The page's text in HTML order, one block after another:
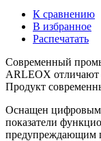
К сравнению
В избранное
Распечатать
Современный
ARLEOX отличают
Продукт
Оснащен цифровым
показатели
предупреждающим